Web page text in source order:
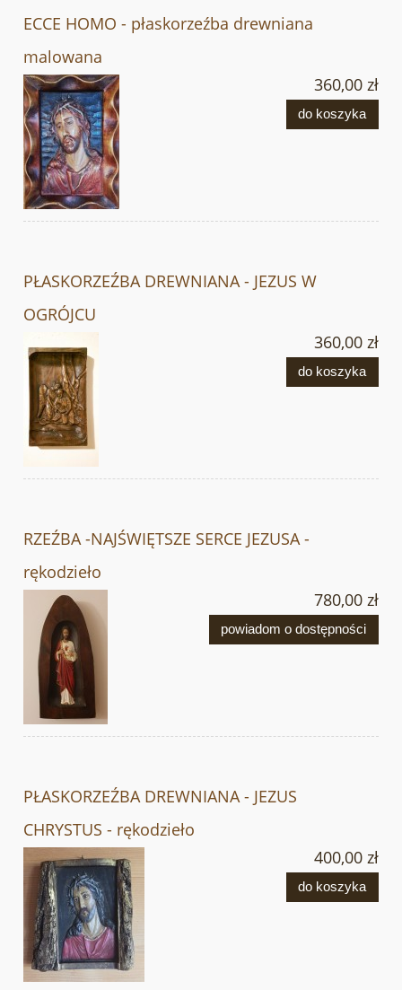
ECCE HOMO - płaskorzeźba drewniana
malowana
360,00 zł
do koszyka
PŁASKORZEŹBA DREWNIANA - JEZUS W
OGRÓJCU
360,00 zł
do koszyka
RZEŹBA -NAJŚWIĘTSZE SERCE JEZUSA -
rękodzieło
780,00 zł
powiadom o dostępności
PŁASKORZEŹBA DREWNIANA - JEZUS
CHRYSTUS - rękodzieło
400,00 zł
do koszyka